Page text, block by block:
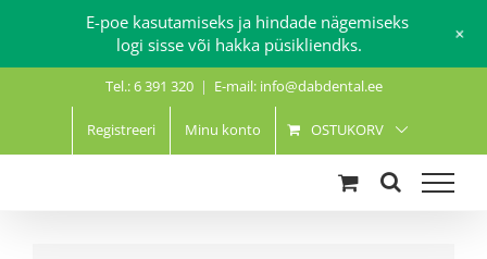
Tel.: 6 391 320 | E-mail: info@dabdental.ee
Registreeri Minu konto OSTUKORV
E-poe kasutamiseks ja hindade nägemiseks
logi sisse või hakka püsikliendks.
+